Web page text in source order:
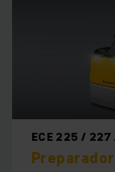
227 / 230
2,0 - 2,5t